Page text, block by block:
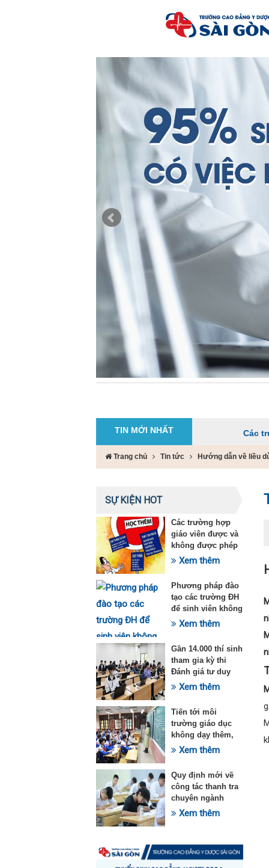
Các trường hợp
TIN MỚI NHẤT
Trang chủ Tin tức Hướng dẫn về liều
SỰ KIỆN HOT
Các trường hợp
giáo viên được và
không được phép
dạy thêm theo
Xem thêm
Phương pháp đào
tạo các trường ĐH
để sinh viên không
quá tải với ngành
Xem thêm
Gần 14.000 thí sinh
tham gia kỳ thi
Đánh giá tư duy
đợt 1 năm 2025
Xem thêm
Tiến tới môi
trường giáo dục
không dạy thêm,
học thêm
Xem thêm
Quy định mới về
công tác thanh tra
chuyên ngành
trong lĩnh vực giáo
Xem thêm